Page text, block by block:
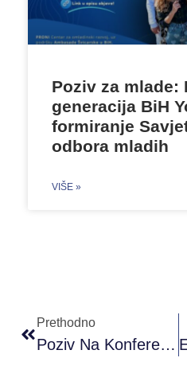
Poziv za mlade:
generacija BiH
formiranje
odbora mladih
VIŠE »
Prethodno
Poziv Na Konferenciju: „EVROPSKE SNAGE SOLIDARNOSTI“ – Sarajevo 20.12.2018.